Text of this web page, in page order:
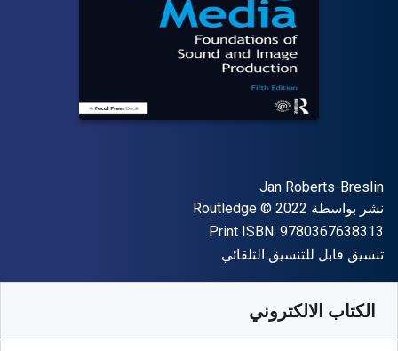
المؤلف (المؤلفون)
Jan Roberts-Breslin
الناشر
نشر بواسطة Routledge
حقوق الطبع والنشر © 2022
Print ISBN: 9780367638313
شكل
تنسيق قابل للتنسيق التلقائي
الكتاب الالكتروني